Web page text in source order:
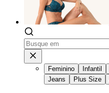
Feminino Infantil
Jeans
Plus Size